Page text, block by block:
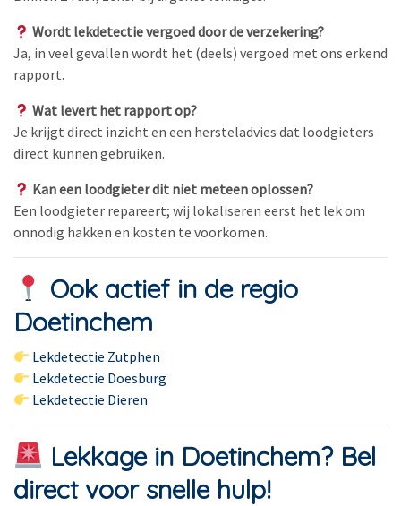
Wordt lekdetectie vergoed door de verzekering?
Ja, in veel gevallen wordt het (deels) vergoed met ons erkend
rapport.
Wat levert het rapport op?
Je krijgt direct inzicht en een hersteladvies dat loodgieters
direct kunnen gebruiken.
Kan een loodgieter dit niet meteen oplossen?
Een loodgieter repareert; wij lokaliseren eerst het lek om
onnodig hakken en kosten te voorkomen.
Ook actief in de regio
Doetinchem
Lekdetectie Zutphen
Lekdetectie Doesburg
Lekdetectie Dieren
Lekkage in Doetinchem? Bel
direct voor snelle hulp!